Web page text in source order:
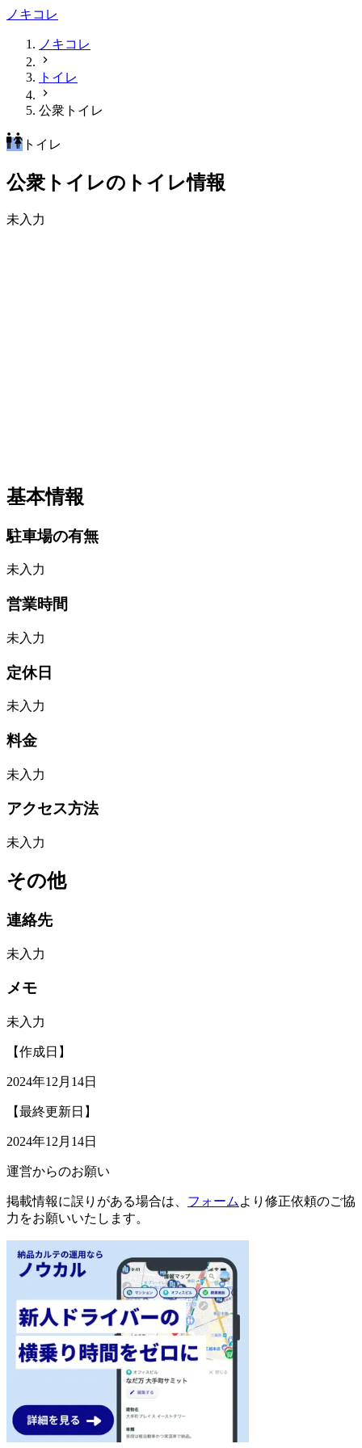
ノキコレ
ノキコレ
トイレ
公衆トイレ
トイレ
公衆トイレのトイレ情報
未入力
基本情報
駐車場の有無
未入力
営業時間
未入力
定休日
未入力
料金
未入力
アクセス方法
未入力
その他
連絡先
未入力
メモ
未入力
【作成日】
2024年12月14日
【最終更新日】
2024年12月14日
運営からのお願い
掲載情報に誤りがある場合は、 フォーム より修正依頼のご協
力をお願いいたします。